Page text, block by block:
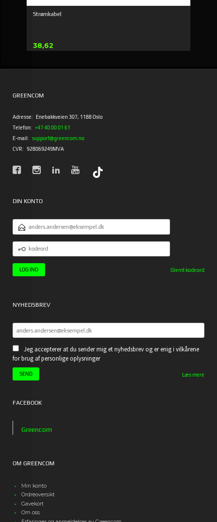
Strømkabel
Pris
38,62
GREENCOM
Adresse: Enebakkveien 307, 1188 Oslo
Telefon: +47 40 00 01 61
E-mail: support@greencom.no
CVR: 928069249MVA
DIN KONTO
KODEORD
Glemt kodeord
NYHEDSBREV
Jeg accepterer at du sender mig et nyhedsbrev og er enig i vilkårene
for brug af personlige oplysninger
Læs mere
FACEBOOK
Greencom
OM GREENCOM
Min konto
Ordreoversikt
Gavekort
Om oss